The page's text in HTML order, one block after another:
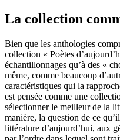
La collection
Bien que les anthologies
collection « Poètes
échantillonnages qu’à des «
même, comme beaucoup
caractéristiques qui la
est pensée comme une
sélectionner le meilleur de la
manière, la question de ce
littérature d’aujourd’hui, aux